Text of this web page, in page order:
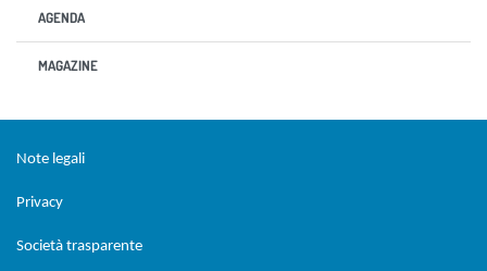
AGENDA
MAGAZINE
Note legali
Privacy
Società trasparente